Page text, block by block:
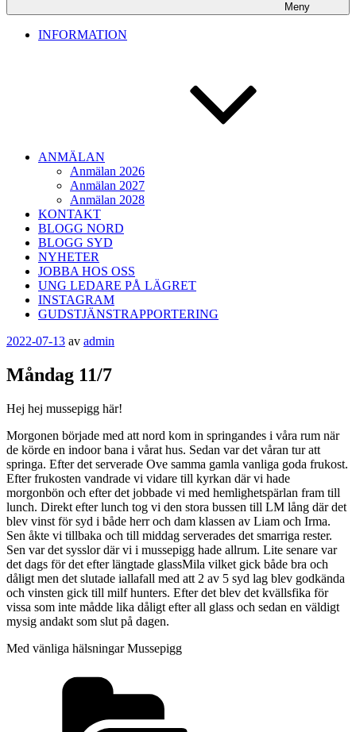
Meny
INFORMATION
ANMÄLAN
Anmälan 2026
Anmälan 2027
Anmälan 2028
KONTAKT
BLOGG NORD
BLOGG SYD
NYHETER
JOBBA HOS OSS
UNG LEDARE PÅ LÄGRET
INSTAGRAM
GUDSTJÄNSTRAPPORTERING
Publicerat
2022-07-13 av admin
Måndag 11/7
Hej hej mussepigg här!
Morgonen började med att nord kom in springandes i våra rum när
de körde en indoor bana i vårat hus. Sedan var det våran tur att
springa. Efter det serverade Ove samma gamla vanliga goda frukost.
Efter frukosten vandrade vi vidare till kyrkan där vi hade
morgonbön och efter det jobbade vi med hemlighetspärlan fram till
lunch. Direkt efter lunch tog vi den stora bussen till LM lång där det
blev vinst för syd i både herr och dam klassen av Liam och Irma.
Sen åkte vi tillbaka och till middag serverades det smarriga rester.
Sen var det sysslor där vi i mussepigg hade allrum. Lite senare var
det dags för det efter längtade glassMila vilket gick både bra och
dåligt men det slutade iallafall med att 2 av 5 syd lag blev godkända
och vinsten gick till milf hunters. Efter det blev det kvällsfika för
vissa som inte mådde lika dåligt efter all glass och sedan en väldigt
mysig andakt som slut på dagen.
Med vänliga hälsningar Mussepigg